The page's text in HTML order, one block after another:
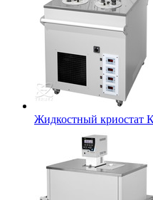
Жидкостный